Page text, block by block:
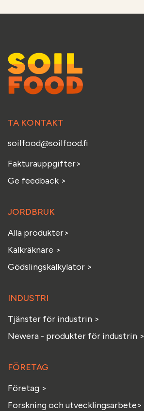
TA KONTAKT
soilfood@soilfood.fi
Fakturauppgifter>
Ge feedback >
JORDBRUK
Alla produkter>
Kalkräknare >
Gödslingskalkylator >
INDUSTRI
Tjänster för industrin >
Newera - produkter för industrin >
FÖRETAG
Företag >
Forskning och utvecklingsarbete>